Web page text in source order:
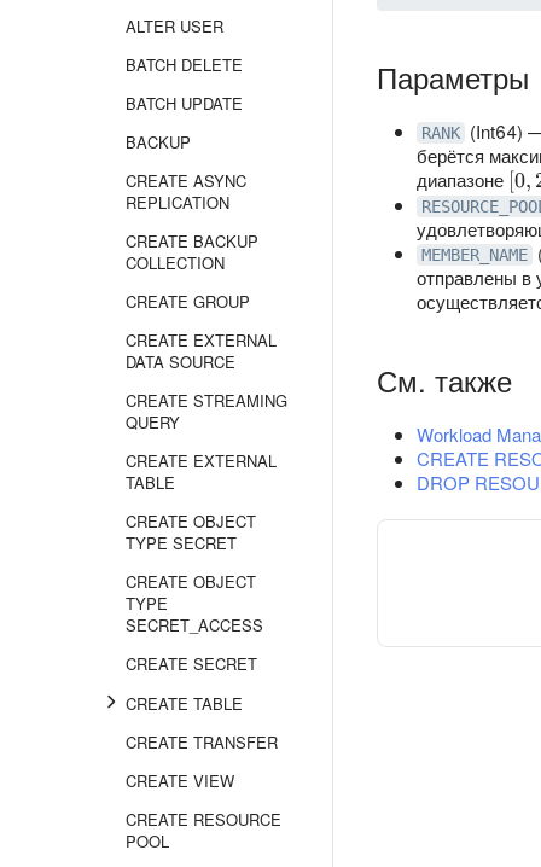
ALTER USER
BATCH DELETE
BATCH UPDATE
BACKUP
CREATE ASYNC
REPLICATION
CREATE BACKUP
COLLECTION
CREATE GROUP
CREATE EXTERNAL
DATA SOURCE
CREATE STREAMING
QUERY
CREATE EXTERNAL
TABLE
CREATE OBJECT
TYPE SECRET
CREATE OBJECT
TYPE
SECRET_ACCESS
CREATE SECRET
CREATE TABLE
CREATE TRANSFER
CREATE VIEW
CREATE RESOURCE
POOL
Параметры
RANK (Int64)
берётся
диапазоне [0,
[0,
MEMBER_NAME
отправлены в
См. также
Workload
CREATE
DROP